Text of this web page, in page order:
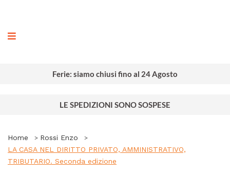
Ferie: siamo chiusi fino al 24 Agosto
LE SPEDIZIONI SONO SOSPESE
Home
Rossi Enzo
LA CASA NEL DIRITTO PRIVATO, AMMINISTRATIVO,
TRIBUTARIO. Seconda edizione